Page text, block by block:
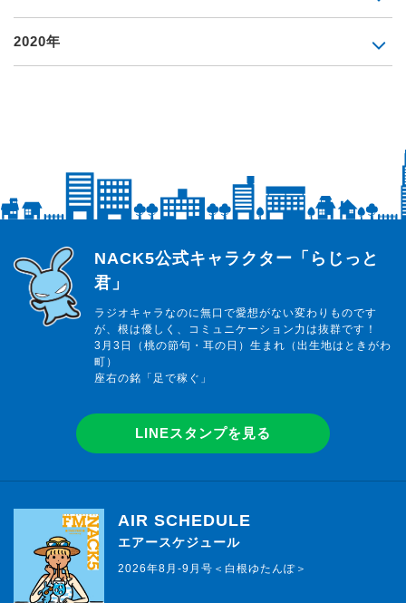
2020年
らじっと君
NACK5公式キャラクター「らじっと
君」
ラジオキャラなのに無口で愛想がない変わりものです
が、根は優しく、コミュニケーション力は抜群です！
3月3日（桃の節句・耳の日）生まれ（出生地はときがわ
町）
座右の銘「足で稼ぐ」
LINEスタンプを見る
AIR SCHEDULE
エアースケジュール
2026年8月-9月号＜白根ゆたんぽ＞